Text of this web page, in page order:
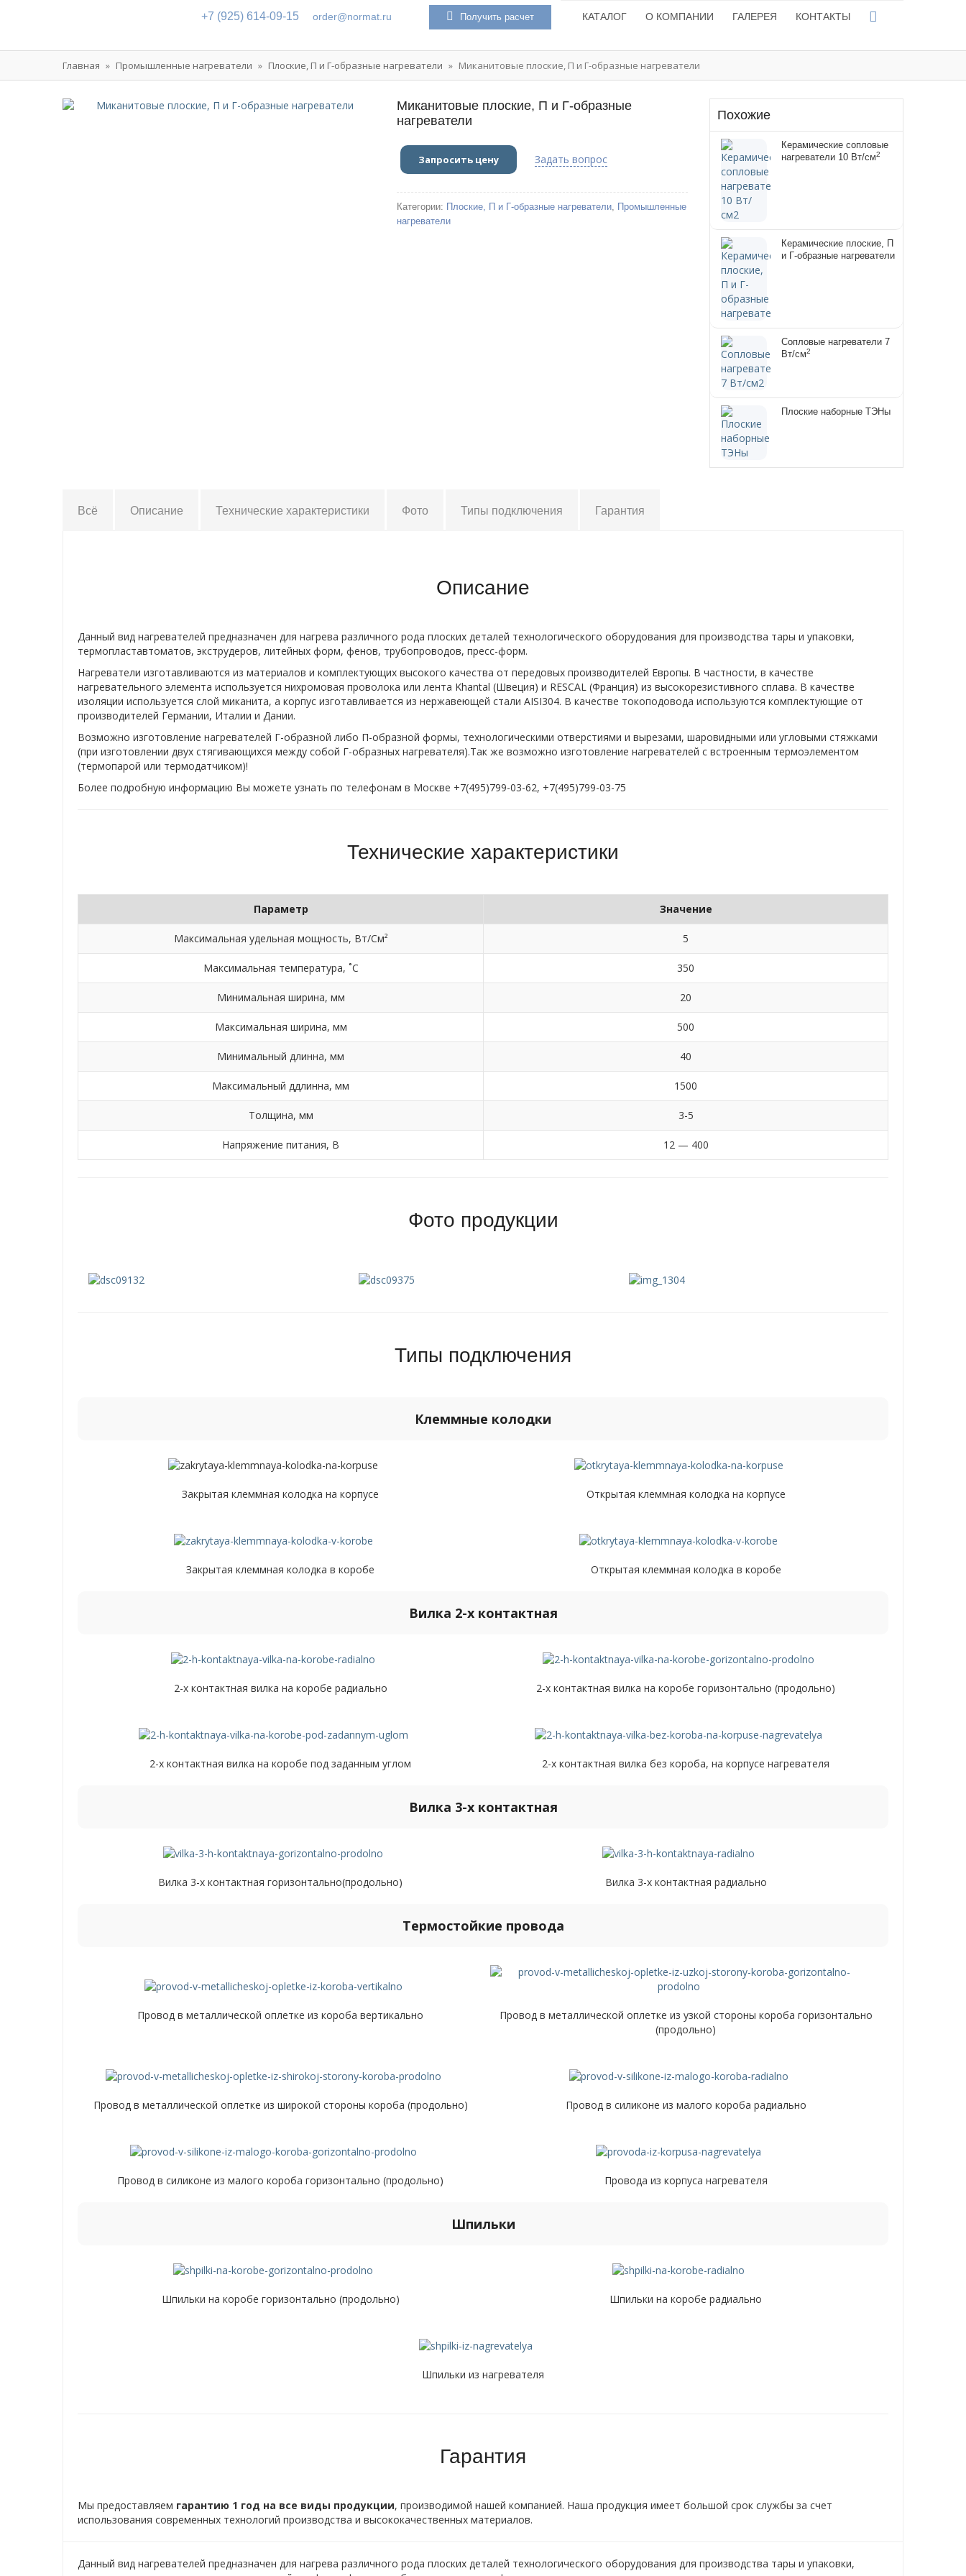
+7 (925) 614-09-15 order@normat.ru Получить расчет КАТАЛОГ О КОМПАНИИ ГАЛЕРЕЯ КОНТАКТЫ
Главная » Промышленные нагреватели » Плоские, П и Г-образные нагреватели » Миканитовые плоские, П и Г-образные нагреватели
Миканитовые плоские, П и Г-образные
нагреватели
Задать вопрос
Категории: Плоские, П и Г-образные нагреватели, Промышленные
нагреватели
Похожие
Керамические сопловые
нагреватели 10 Вт/см2
Керамические плоские, П
и Г-образные нагреватели
Сопловые нагреватели 7
Вт/см2
Плоские наборные ТЭНы
Всё Описание Технические характеристики Фото Типы подключения Гарантия
Описание
Данный вид нагревателей предназначен для нагрева различного рода плоских деталей технологического оборудования для производства тары и упаковки,
термопластавтоматов, экструдеров, литейных форм, фенов, трубопроводов, пресс-форм.
Нагреватели изготавливаются из материалов и комплектующих высокого качества от передовых производителей Европы. В частности, в качестве
нагревательного элемента используется нихромовая проволока или лента Khantal (Швеция) и RESCAL (Франция) из высокорезистивного сплава. В качестве
изоляции используется слой миканита, а корпус изготавливается из нержавеющей стали AISI304. В качестве токоподовода используются комплектующие от
производителей Германии, Италии и Дании.
Возможно изготовление нагревателей Г-образной либо П-образной формы, технологическими отверстиями и вырезами, шаровидными или угловыми стяжками
(при изготовлении двух стягивающихся между собой Г-образных нагревателя).Так же возможно изготовление нагревателей с встроенным термоэлементом
(термопарой или термодатчиком)!
Более подробную информацию Вы можете узнать по телефонам в Москве +7(495)799-03-62, +7(495)799-03-75
Технические характеристики
Параметр Значение
Максимальная удельная мощность, Вт/См² 5
Максимальная температура, ˚C 350
Минимальная ширина, мм 20
Максимальная ширина, мм 500
Минимальный длинна, мм 40
Максимальный ддлинна, мм 1500
Толщина, мм 3-5
Напряжение питания, В 12 — 400
Фото продукции
Типы подключения
Клеммные колодки
Закрытая клеммная колодка на корпусе Открытая клеммная колодка на корпусе
Закрытая клеммная колодка в коробе Открытая клеммная колодка в коробе
Вилка 2-х контактная
2-х контактная вилка на коробе радиально 2-х контактная вилка на коробе горизонтально (продольно)
2-х контактная вилка на коробе под заданным углом 2-х контактная вилка без короба, на корпусе нагревателя
Вилка 3-х контактная
Вилка 3-х контактная горизонтально(продольно) Вилка 3-х контактная радиально
Термостойкие провода
Провод в металлической оплетке из короба вертикально
Провод в металлической оплетке из узкой стороны короба горизонтально
(продольно)
Провод в металлической оплетке из широкой стороны короба (продольно) Провод в силиконе из малого короба радиально
Провод в силиконе из малого короба горизонтально (продольно) Провода из корпуса нагревателя
Шпильки
Шпильки на коробе горизонтально (продольно) Шпильки на коробе радиально
Шпильки из нагревателя
Гарантия
Мы предоставляем гарантию 1 год на все виды продукции, производимой нашей компанией. Наша продукция имеет большой срок службы за счет
использования современных технологий производства и высококачественных материалов.
Данный вид нагревателей предназначен для нагрева различного рода плоских деталей технологического оборудования для производства тары и упаковки,